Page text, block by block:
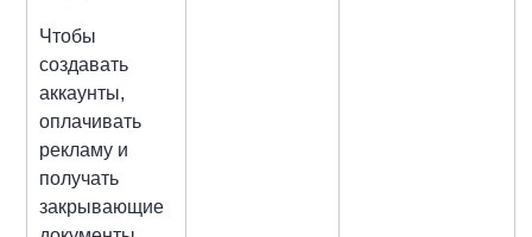
Чтобы
создавать
аккаунты,
оплачивать
рекламу и
получать
закрывающие